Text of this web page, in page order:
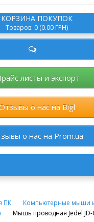
КОРЗИНА ПОКУПОК
Товаров: 0 (0.00 ГРН)
листы и экспорт
о нас на Bigl
о нас на Prom.ua
ПК
Компьютерные мыши
Мышь проводная Jedel JD-